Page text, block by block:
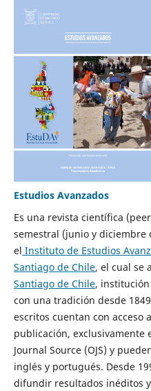
Estudios Avanzados
Es una revista científica
semestral (junio y diciembre
el Instituto de Estudios
Santiago de Chile, el cual se
Santiago de Chile, institución
con una tradición desde
escritos cuentan con acceso
publicación, exclusivamente
Journal Source (OJS) y
inglés y portugués. Desde
difundir resultados inéditos